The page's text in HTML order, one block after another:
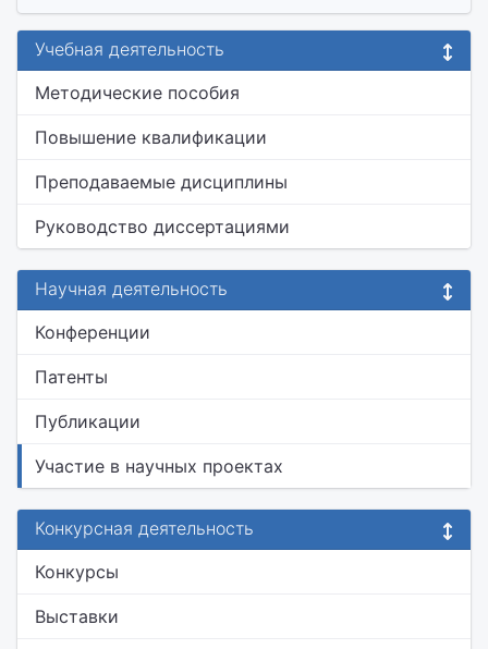
Учебная деятельность
Методические пособия
Повышение квалификации
Преподаваемые дисциплины
Руководство диссертациями
Научная деятельность
Конференции
Патенты
Публикации
Участие в научных проектах
Конкурсная деятельность
Конкурсы
Выставки